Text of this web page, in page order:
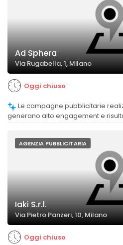
Ad Sphera
Via Rugabella, 1, Milano
Oggi chiuso
generano alto engagement e
AGENZIA PUBBLICITARIA
Iaki S.r.l.
Via Pietro Panzeri, 10, Milano
Oggi chiuso